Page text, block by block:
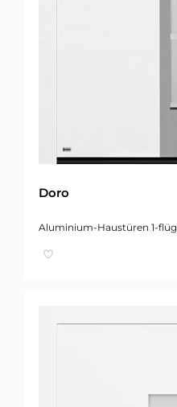
Doro
Aluminium-Haustüren 1-